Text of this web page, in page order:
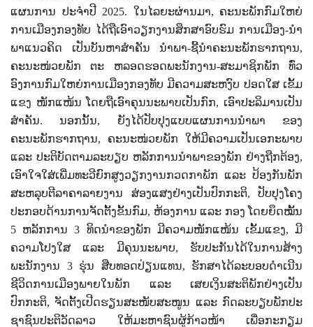
ແຜນການ ປະຈໍາປີ 2025. ໃນໄລຍະຜ່ານມາ, ຄະນະພັກກົມໃຫຍ່
ການເມືອງກອງທັບ ໄດ້ຖືເອົາວຽກງານສຶກສາອົບຮົມ ການເມືອງ-ນໍາ
ພາແນວຄິດ ເປັນບັນຫາສໍາຄັນ ນໍາພາ-ຊີ້ນໍາຄະນະພັກຮາກຖານ,
ຄະນະໜ່ວຍພັກ ຕະ ຫລອດຮອດພະນັກງານ-ສະມາຊິກພັກ ທົ່ວ
ອົງການກົມໃຫຍ່ການເມືອງກອງທັບ ມີຄວາມສະຫງົບ ປອດໃສ ເຂັ້ມ
ແຂງ ໜັກແໜ້ນ ໂດຍຖືເອົາຄຸນນະພາບເປັນກົກ, ເອົາປະລິມານເປັນ
ສໍາຄັນ. ນອກນັ້ນ, ຍັງໄດ້ປັບປຸງແບບແຜນການນໍາພາ ຂອງ
ຄະນະພັກຮາກຖານ, ຄະນະໜ່ວຍພັກ ໃຫ້ມີຄວາມເປັນເອກະພາບ
ແລະ ປະຕິບັດຕາມລະບຽບ ຫລັກການນໍາພາຂອງພັກ ຢ່າງຖືກຕ້ອງ,
ເອົາໃຈໃສ່ເພີ່ມທະວີຍົກສູງວຽກງານກວດກາພັກ ແລະ ປ້ອງກັນພັກ
ສະຫລຸບຕີລາຄາລາຍງານ ສ່ອງແສງຢ່າງເປັນປົກກະຕິ, ປັບປຸງໂຄງ
ປະກອບດ້ານການຈັດຕັ້ງຂັ້ນກົມ, ຫ້ອງການ ແລະ ກອງ ໂດຍຍຶດໝັ້ນ
5 ຫລັກການ3 ທິດນໍາຂອງພັກ ມີຄວາມໜັກແໜ້ນ ເຂັ້ມແຂງ,ມີ
ຄວາມໂປງໃສ ແລະ ມີຄຸນນະພາບ, ຮັບປະກັນໄດ້ໃນການສ້າງ
ພະນັກງານ 3ຮຸ່ນ ສືບທອດປ່ຽນແທນ, ຮັກສາໄດ້ລະບອບດໍາເນີນ
ຊີວິດການເມືອງພາຍໃນພັກ ແລະ ເສຍເງິນສະຕິພັກຢ່າງເປັນ
ປົກກະຕິ, ຈັດຕັ້ງເປີດຮຽນສະໜັບສະໜູນ ແລະ ກົດລະບຽບພັກປະ
ຊາຊົນປະຕິວັດລາວ ໃຫ້ມະຫາຊົນຜູ້ກ້າວໜ້າ ເພື່ອກະກຽມ